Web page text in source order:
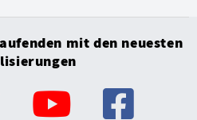
mit den neuesten